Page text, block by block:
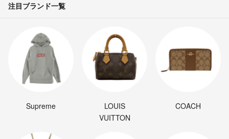
注目ブランド一覧
Supreme
LOUIS
VUITTON
COACH